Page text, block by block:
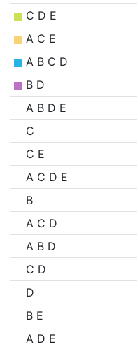
C D E
A C E
A B C D
B D
A B D E
C
C E
A C D E
B
A C D
A B D
C D
D
B E
A D E